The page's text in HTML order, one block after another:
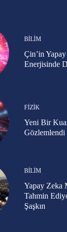
BILIM
Çin’in
Enerjisinde
FIZIK
Yeni Bir
Gözlemlendi
BILIM
Yapay Zeka
Tahmin
Şaşkın